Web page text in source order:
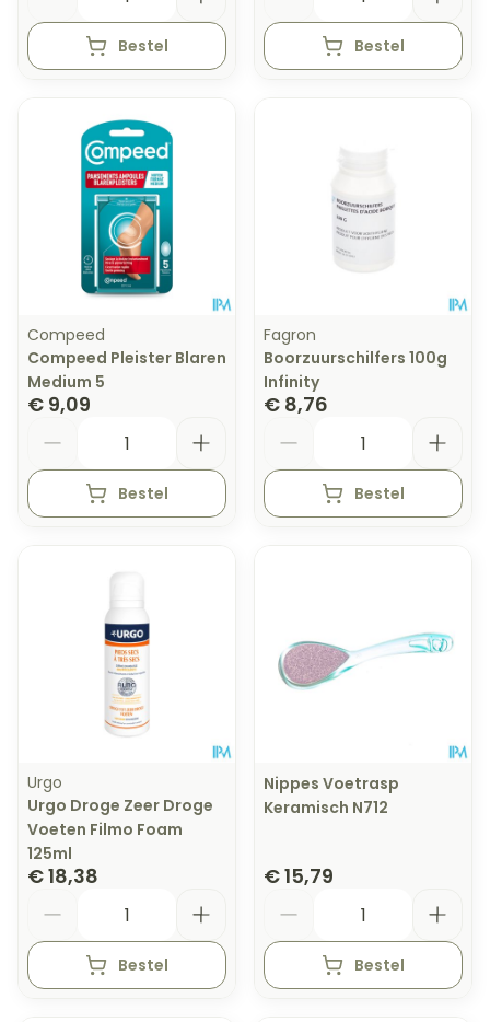
Bestel Bestel
Compeed
Compeed Pleister Blaren
Medium 5
€ 9,09
Bestel
Fagron
Boorzuurschilfers 100g
Infinity
€ 8,76
Bestel
Urgo
Urgo Droge Zeer Droge
Voeten Filmo Foam
125ml
€ 18,38
Bestel
Nippes Voetrasp
Keramisch N712
€ 15,79
Bestel